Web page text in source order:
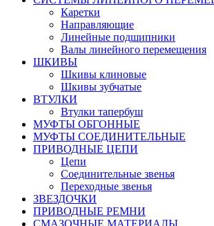
Каретки
Направляющие
Линейные подшипники
Валы линейного перемещения
ШКИВЫ
Шкивы клиновые
Шкивы зубчатые
ВТУЛКИ
Втулки тапербуш
МУФТЫ ОБГОННЫЕ
МУФТЫ СОЕДИНИТЕЛЬНЫЕ
ПРИВОДНЫЕ ЦЕПИ
Цепи
Соединительные звенья
Переходные звенья
ЗВЕЗДОЧКИ
ПРИВОДНЫЕ РЕМНИ